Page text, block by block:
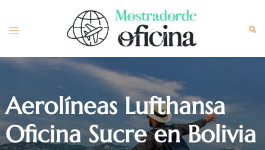
content
Toggle
Aerolíneas Lufthansa
Oficina Sucre en Bolivia